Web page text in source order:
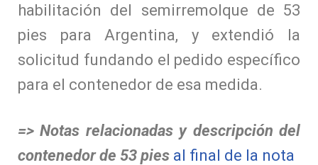
habilitación del semirremolque de 53
pies para Argentina, y extendió la
solicitud fundando el pedido específico
para el contenedor de esa medida.
=> Notas relacionadas y descripción del
contenedor de 53 pies al final de la nota